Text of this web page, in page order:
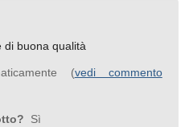
di buona qualità
(vedi commento
Sì